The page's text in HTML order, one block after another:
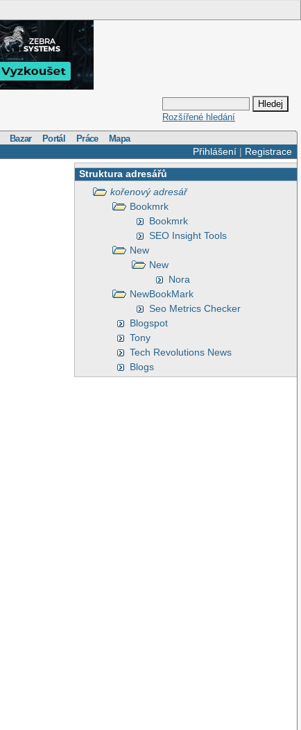
Rozšířené hledání
Bazar Portál Práce Mapa
Přihlášení| Registrace
Struktura adresářů
kořenový adresář
Bookmrk
Bookmrk
SEO Insight Tools
New
New
Nora
NewBookMark
Seo Metrics Checker
Blogspot
Tony
Tech Revolutions News
Blogs